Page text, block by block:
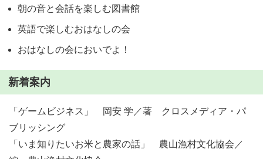
朝の音と会話を楽しむ図書館
英語で楽しむおはなしの会
おはなしの会においでよ！
新着案内
「ゲームビジネス」 岡安 学／著 クロスメディア・パ
ブリッシング
「いま知りたいお米と農家の話」 農山漁村文化協会／